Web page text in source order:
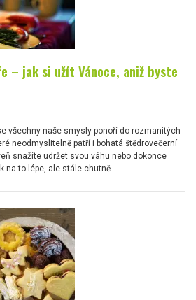
– jak si užít Vánoce, aniž byste
všechny naše smysly ponoří do rozmanitých
neodmyslitelně patří i bohatá štědrovečerní
snažíte udržet svou váhu nebo dokonce
na to lépe, ale stále chutně.